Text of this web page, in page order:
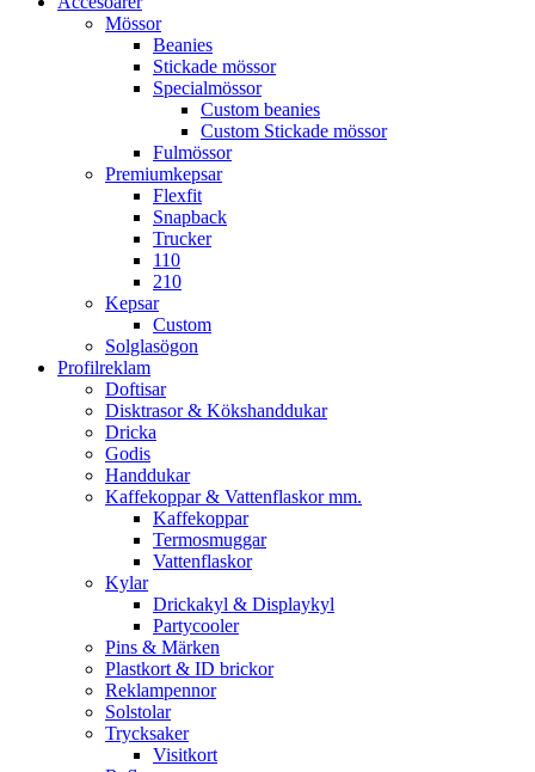
Mössor
Beanies
Stickade mössor
Specialmössor
Custom beanies
Custom Stickade mössor
Fulmössor
Premiumkepsar
Flexfit
Snapback
Trucker
110
210
Kepsar
Custom
Solglasögon
Profilreklam
Doftisar
Disktrasor & Kökshanddukar
Dricka
Godis
Handdukar
Kaffekoppar & Vattenflaskor mm.
Kaffekoppar
Termosmuggar
Vattenflaskor
Kylar
Drickakyl & Displaykyl
Partycooler
Pins & Märken
Plastkort & ID brickor
Reklampennor
Solstolar
Trycksaker
Visitkort